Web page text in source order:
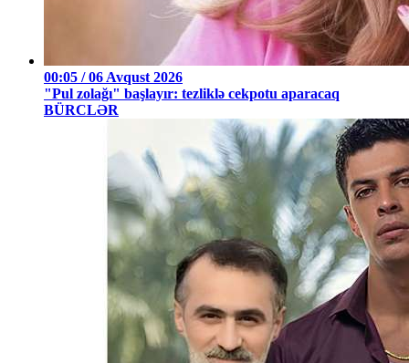
00:05 / 06 Avqust 2026
"Pul zolağı" başlayır: tezliklə cekpotu aparacaq
BÜRCLƏR